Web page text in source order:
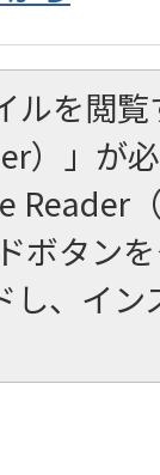
ルを閲
）」が
Reader
ボタン
し、イ